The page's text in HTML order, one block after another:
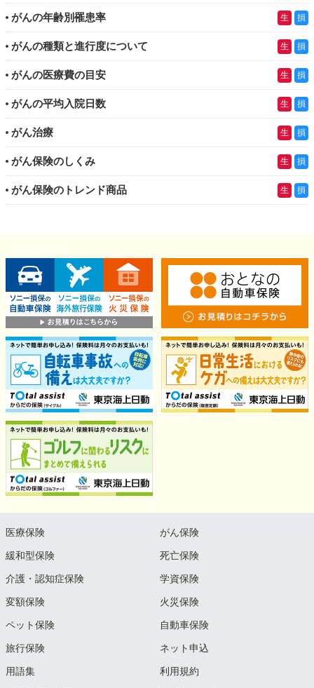
がんの年齢別罹患率 生 損
がんの種類と進行度について 生 損
がんの医療費の目安 生 損
がんの平均入院日数 生 損
がん治療 生 損
がん保険のしくみ 生 損
がん保険のトレンド商品 生 損
医療保険 がん保険
緩和型保険 死亡保険
介護・認知症保険 学資保険
変額保険 火災保険
ペット保険 自動車保険
旅行保険 ネット申込
用語集 利用規約